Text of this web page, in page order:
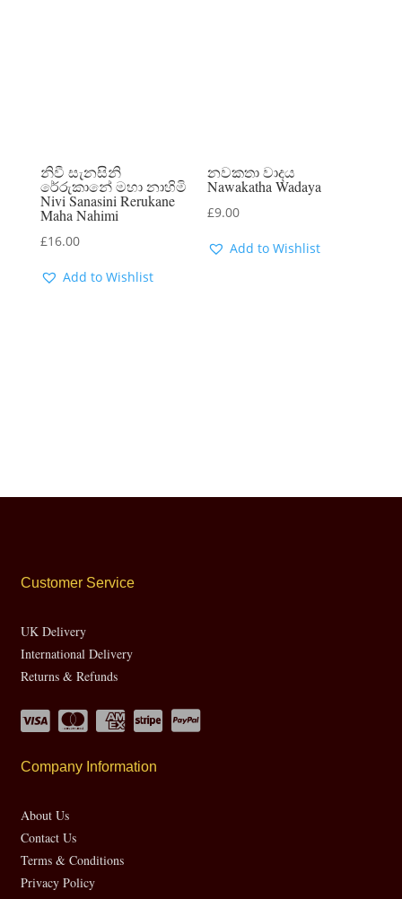
නිවී සැනසිනි
රේරුකානේ මහා නාහිමි
Nivi Sanasini Rerukane
Maha Nahimi
£16.00
Add to Wishlist
නවකතා වාදය
Nawakatha Wadaya
£9.00
Add to Wishlist
Customer Service
UK Delivery
International Delivery
Returns & Refunds
Company Information
About Us
Contact Us
Terms & Conditions
Privacy Policy